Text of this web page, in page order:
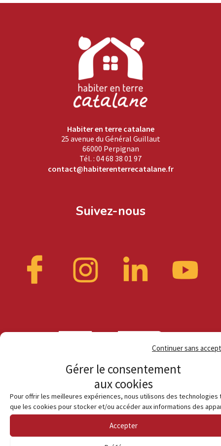
Gérer le consentement
aux cookies
Pour offrir les meilleures expériences, nous utilisons des technologies
que les cookies pour stocker et/ou accéder aux informations des
Accepter
Continuer sans
Habiter en terre catalane
25 avenue du Général Guillaut
66000 Perpignan
Tél. : 04 68 38 01 97
contact@habiterenterrecatalane.fr
Suivez-nous